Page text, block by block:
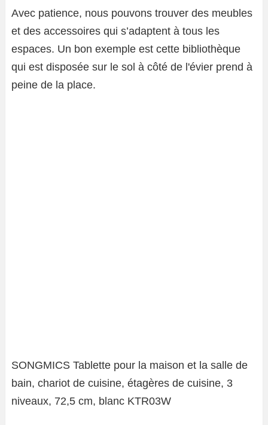
Avec patience, nous pouvons trouver des meubles
et des accessoires qui s’adaptent à tous les
espaces. Un bon exemple est cette bibliothèque
qui est disposée sur le sol à côté de l'évier prend à
peine de la place.
SONGMICS Tablette pour la maison et la salle de
bain, chariot de cuisine, étagères de cuisine, 3
niveaux, 72,5 cm, blanc KTR03W